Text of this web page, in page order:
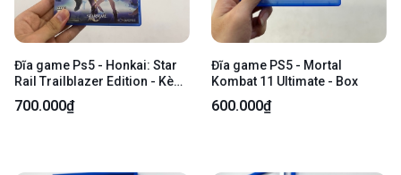
Đĩa game Ps5 - Honkai: Star
Rail Trailblazer Edition - Kèm
box
700.000₫
Đĩa game PS5 - Mortal
Kombat 11 Ultimate - Box
600.000₫